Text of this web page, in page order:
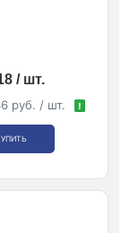
/ шт.
руб. / шт. !